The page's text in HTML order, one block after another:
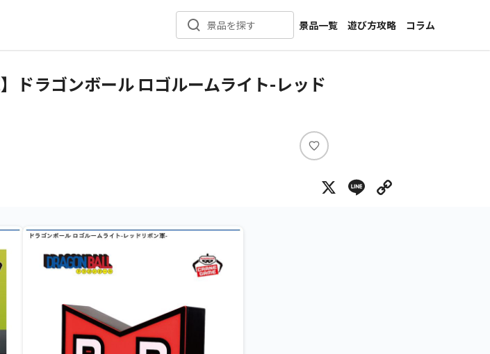
景品を探す
景品一覧
新着景品
カテゴリ一覧
遊び方攻略
コラム
インタビュー
ドラゴンボール ロゴルームライト-レッド
い
ね
X Line